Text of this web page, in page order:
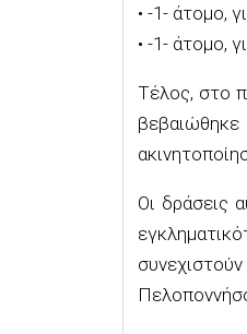
• -1- άτομο,
• -1- άτομο,
Τέλος, στο
Οι δράσεις